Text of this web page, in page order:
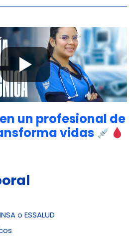
un profesional de
vidas
o ESSALUD